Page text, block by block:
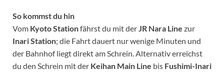
So kommst du hin
Vom Kyoto Stationfährst du mit derJR Nara Line zur
Inari Station; die Fahrt dauert nur wenige Minuten und
der Bahnhof liegt direkt am Schrein. Alternativ erreichst
du den Schrein mit der Keihan Main Line bis Fushimi-Inari